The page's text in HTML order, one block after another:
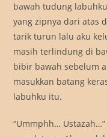
bawah tudung
yang zipnya dari atas
tarik turun lalu aku
masih terlindung di
bibir bawah sebelum
masukkan batang
labuhku itu.
“Ummphh…